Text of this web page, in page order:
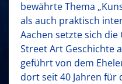
bewährte Thema
als auch praktisch
Aachen setzte sich
Street Art Geschichte
geführt von dem
dort seit 40 Jahren für